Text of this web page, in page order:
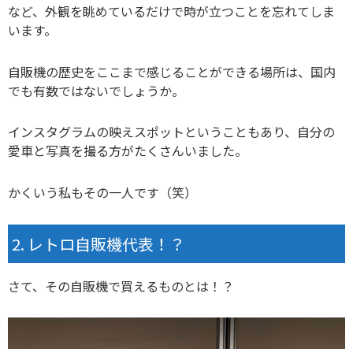
など、外観を眺めているだけで時が立つことを忘れてしま
います。
自販機の歴史をここまで感じることができる場所は、国内
でも有数ではないでしょうか。
インスタグラムの映えスポットということもあり、自分の
愛車と写真を撮る方がたくさんいました。
かくいう私もその一人です（笑）
レトロ自販機代表！？
さて、その自販機で買えるものとは！？